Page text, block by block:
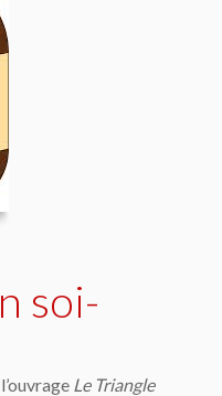
soi-
Le Triangle